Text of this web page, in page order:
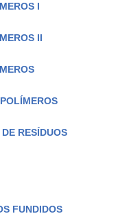
I
II
RESÍDUOS
FUNDIDOS